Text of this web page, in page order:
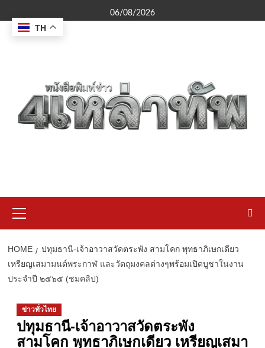
to
content
06/08/2026
Menu
HOME
ปทุมธานี-เจ้าอาวาสวัดตระพัง สามโคก พุทธาภิเษกเดียว
เหรียญเสมามนต์พระกาฬ และวัตถุมงคลต่างๆพร้อมเปิดบูชาในงาน
ประจำปี ๒๕๖๕ (ชมคลิป)
ข่าวทั่วไทย
ปทุมธานี-เจ้าอาวาสวัดตระพัง
สามโคก พุทธาภิเษกเดียว เหรียญเสมา
TH